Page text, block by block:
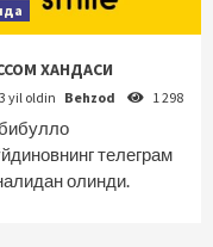
ХАНДАСИ
3 yil oldin Behzod 1 298
телеграм
олинди.